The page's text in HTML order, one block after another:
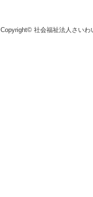
Copyright© 社会福祉法人さい